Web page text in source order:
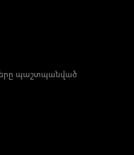
պաշտպանված